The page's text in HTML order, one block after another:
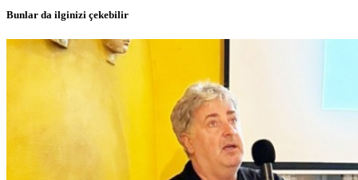
Bunlar da ilginizi çekebilir